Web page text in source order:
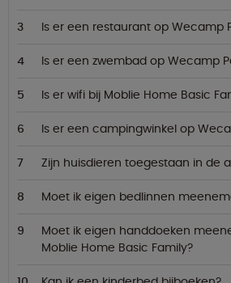
Is er een restaurant op Wecamp
Is er een zwembad op Wecamp
Is er wifi bij Moblie Home Basic
Is er een campingwinkel op
Zijn huisdieren toegestaan in de
Moet ik eigen bedlinnen
Moet ik eigen handdoeken
Moblie Home Basic Family?